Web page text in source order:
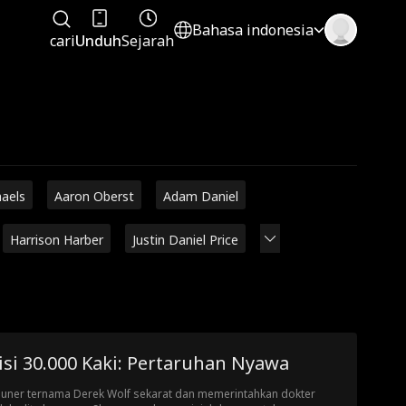
cariUnduhSejarah
Bahasa indonesia
Aaron Oberst Adam Daniel
Harrison Harber Justin Daniel Price
30.000 Kaki: Pertaruhan Nyawa
ternama Derek Wolf sekarat dan memerintahkan dokter